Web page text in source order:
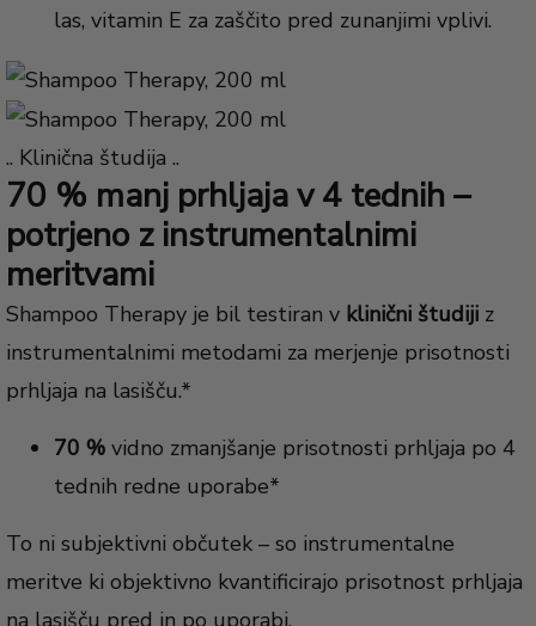
las, vitamin E za zaščito pred zunanjimi vplivi.
.. Klinična študija ..
70 % manj prhljaja v 4 tednih –
potrjeno z instrumentalnimi
meritvami
Shampoo Therapy je bil testiran v klinični študiji z
instrumentalnimi metodami za merjenje prisotnosti
prhljaja na lasišču.*
70 % vidno zmanjšanje prisotnosti prhljaja po 4
tednih redne uporabe*
To ni subjektivni občutek – so instrumentalne
meritve ki objektivno kvantificirajo prisotnost prhljaja